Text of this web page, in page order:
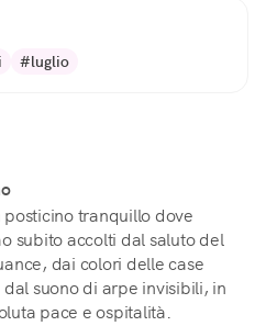
#luglio
tranquillo dove
subito accolti dal saluto del
dai colori delle case
suono di arpe invisibili, in
pace e ospitalità.